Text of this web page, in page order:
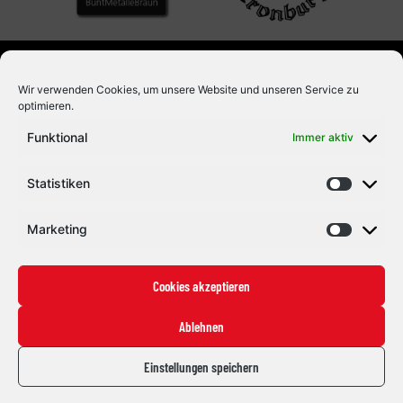
Wir verwenden Cookies, um unsere Website und unseren Service zu
optimieren.
Funktional Immer aktiv
Statistiken
Marketing
Cookies akzeptieren
Ablehnen
Einstellungen speichern
Eishockey mit Herz und Leidenschaft. Seit 1992.
#ZUSAMMENHALTEN
Die Indians